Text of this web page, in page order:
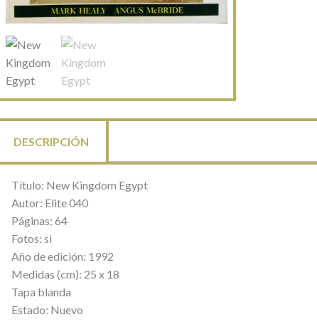
DESCRIPCIÓN
Título: New Kingdom Egypt
Autor: Elite 040
Páginas: 64
Fotos: si
Año de edición: 1992
Medidas (cm): 25 x 18
Tapa blanda
Estado: Nuevo